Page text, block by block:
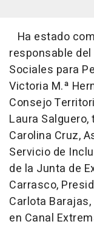
Ha estado
responsable
Sociales para
Victoria M.ª
Consejo
Laura
Carolina Cruz,
Servicio de
de la Junta de
Carrasco,
Carlota
en Canal